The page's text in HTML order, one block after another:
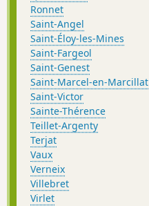
Ronnet
Saint-Angel
Saint-Éloy-les-Mines
Saint-Fargeol
Saint-Genest
Saint-Marcel-en-Marcillat
Saint-Victor
Sainte-Thérence
Teillet-Argenty
Terjat
Vaux
Verneix
Villebret
Virlet